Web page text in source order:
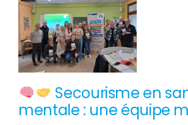
Secourisme en
mentale : une équipe